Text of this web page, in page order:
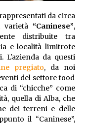
da circa
varietà “Caninese”,
distribuite tra
e località limitrofe
L'azienda da questi
pregiato, da noi
del settore food
di “chicche” come
quella di Alba, che
dei terreni e delle
il “Caninese”,